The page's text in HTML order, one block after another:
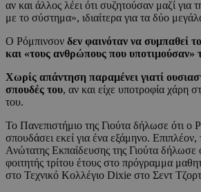
αν και άλλος λέει ότι συζητούσαν μαζί για
με το σύστημα», ιδιαίτερα για τα δύο
Ο Ρόμπινσον δεν φαινόταν να συμπαθεί
και «τους ανθρώπους που υποτιμούσαν»
Χωρίς απάντηση παραμένει γιατί
σπουδές του, αν και είχε υποτροφία χάρη
του.
Το Πανεπιστήμιο της Γιούτα δήλωσε ότι ο
σπουδάσει εκεί για ένα εξάμηνο.
Ανώτατης Εκπαίδευσης της Γιούτα δήλωσε
φοιτητής τρίτου έτους στο πρόγραμμα
στο Τεχνικό Κολλέγιο Dixie στο Σεντ